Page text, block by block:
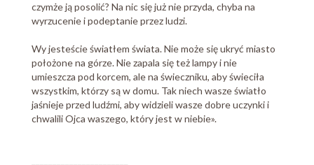
czymże ją posolić? Na nic się już nie przyda, chyba na
wyrzucenie i podeptanie przez ludzi.
Wy jesteście światłem świata. Nie może się ukryć miasto
położone na górze. Nie zapala się też lampy i nie
umieszcza pod korcem, ale na świeczniku, aby świeciła
wszystkim, którzy są w domu. Tak niech wasze światło
jaśnieje przed ludźmi, aby widzieli wasze dobre uczynki i
chwalili Ojca waszego, który jest w niebie».